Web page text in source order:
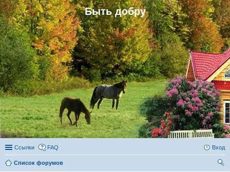
Быть добру
Ссылки FAQ Вход
Список форумов